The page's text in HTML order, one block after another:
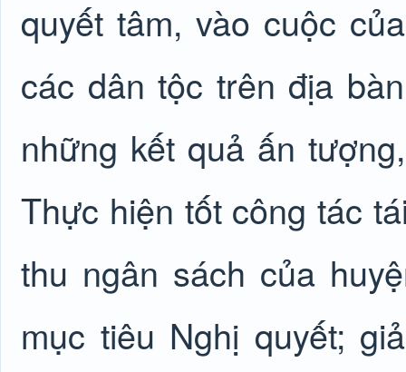
quyết tâm, vào cuộc
các dân tộc trên địa
những kết quả ấn
Thực hiện tốt công tác
thu ngân sách của
mục tiêu Nghị quyết;